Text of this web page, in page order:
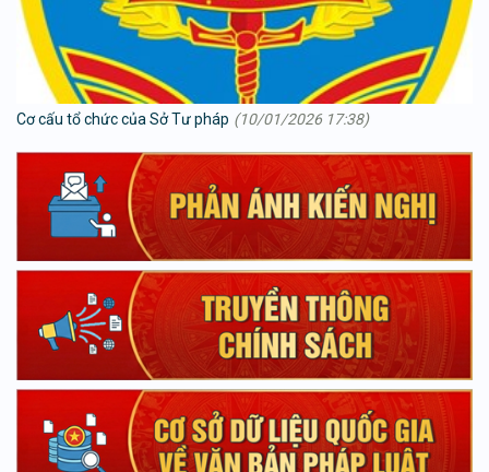
Cơ cấu tổ chức của Sở Tư pháp (10/01/2026 17:38)